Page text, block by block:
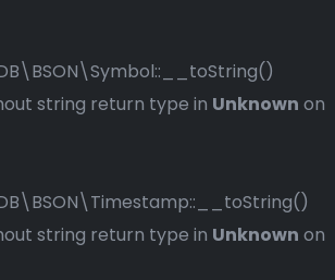
string return type in Unknown on
string return type in Unknown on